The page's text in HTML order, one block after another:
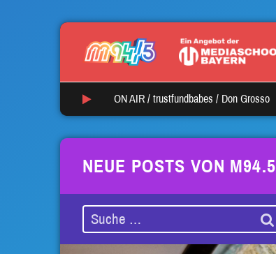
ON AIR / trustfundbabes / Don Grosso
NEUE POSTS VON M94.5